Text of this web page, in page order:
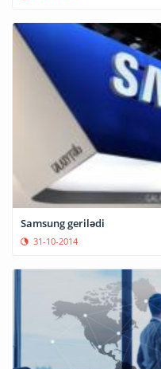
Samsung gerilədi
31-10-2014